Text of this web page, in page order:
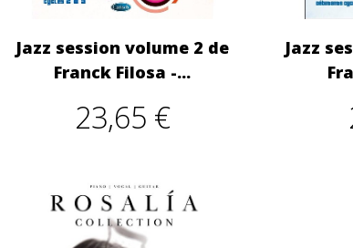
Jazz session volume 2 de
Franck Filosa -...
23,65 €
Jazz